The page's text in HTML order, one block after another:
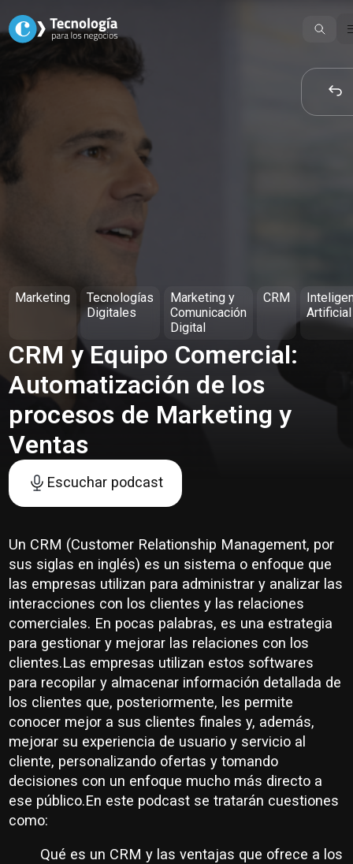
content
Marketing
Tecnologías
Digitales
Marketing y
Comunicación
Digital
CRM
Artificial
CRM y Equipo Comercial:
Automatización de los
procesos de Marketing y
Ventas
Escuchar podcast
Un CRM (Customer Relationship Management, por
sus siglas en inglés) es un sistema o enfoque que
las empresas utilizan para administrar y analizar las
interacciones con los clientes y las relaciones
comerciales. En pocas palabras, es una estrategia
para gestionar y mejorar las relaciones con los
clientes.Las empresas utilizan estos softwares
para recopilar y almacenar información detallada de
los clientes que, posteriormente, les permite
conocer mejor a sus clientes finales y, además,
mejorar su experiencia de usuario y servicio al
cliente, personalizando ofertas y tomando
decisiones con un enfoque mucho más directo a
ese público.En este podcast se tratarán cuestiones
como:
Qué es un CRM y las ventajas que ofrece a los